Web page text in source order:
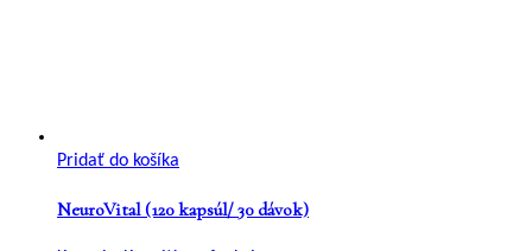
Pridať do košíka
NeuroVital (120 kapsúl/ 30 dávok)